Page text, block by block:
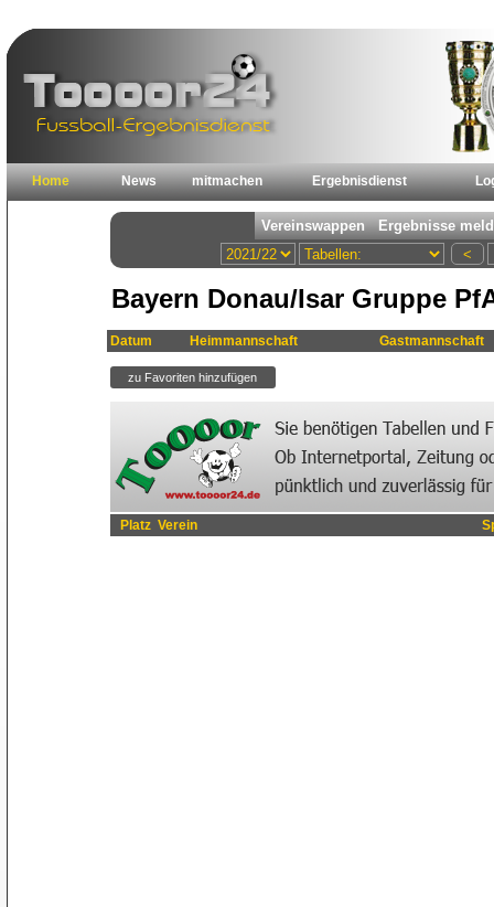
Home News mitmachen Ergebnisdienst
Bayern Donau/Isar Gruppe
Datum Heimmannschaft Gastmannschaft
Platz Verein